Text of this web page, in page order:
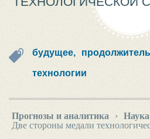
будущее,
технологии
Прогнозы и аналитика ›
Две стороны медали